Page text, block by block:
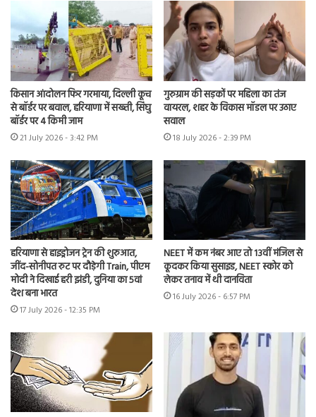
किसान आंदोलन फिर गरमाया, दिल्ली कूच
से बॉर्डर पर बवाल, हरियाणा में सख्ती, सिंघु
बॉर्डर पर 4 किमी जाम
21 July 2026 - 3:42 PM
गुरुग्राम की सड़कों पर महिला का तंज
वायरल, शहर के विकास मॉडल पर उठाए
सवाल
18 July 2026 - 2:39 PM
हरियाणा से हाइड्रोजन ट्रेन की शुरुआत,
जींद-सोनीपत रुट पर दौड़ेगी Train, पीएम
मोदी ने दिखाई हरी झंडी, दुनिया का 5वां
देश बना भारत
17 July 2026 - 12:35 PM
NEET में कम नंबर आए तो 13वीं मंजिल से
कूदकर किया सुसाइड, NEET स्कोर को
लेकर तनाव में थी दानविता
16 July 2026 - 6:57 PM